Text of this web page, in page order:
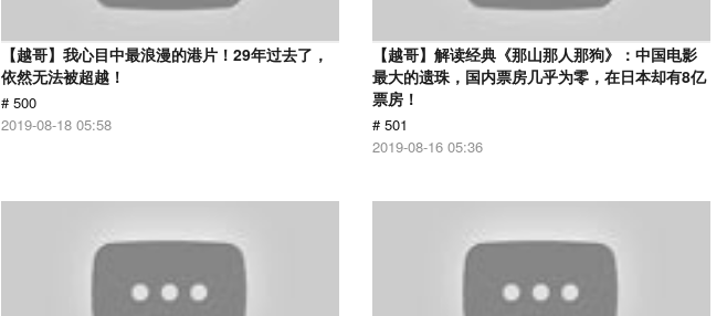
【越哥】我心目中最浪漫的港片！29年过去了，
依然无法被超越！
# 500
2019-08-18 05:58
【越哥】解读经典《那山那人那狗》：中国电影
最大的遗珠，国内票房几乎为零，在日本却有8亿
票房！
# 501
2019-08-16 05:36